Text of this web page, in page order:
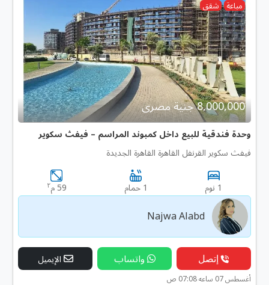
مباعة شقق
8,000,000 جنية مصرى
وحدة فندقية للبيع داخل كمبوند المراسم – فيفث سكوير
فيفث سكوير القرنفل القاهرة القاهرة الجديدة
1 نوم 1 حمام 59 م ٢
Najwa Alabd
إتصل واتساب الإيميل
أغسطس 07 ساعه 07:08 ص